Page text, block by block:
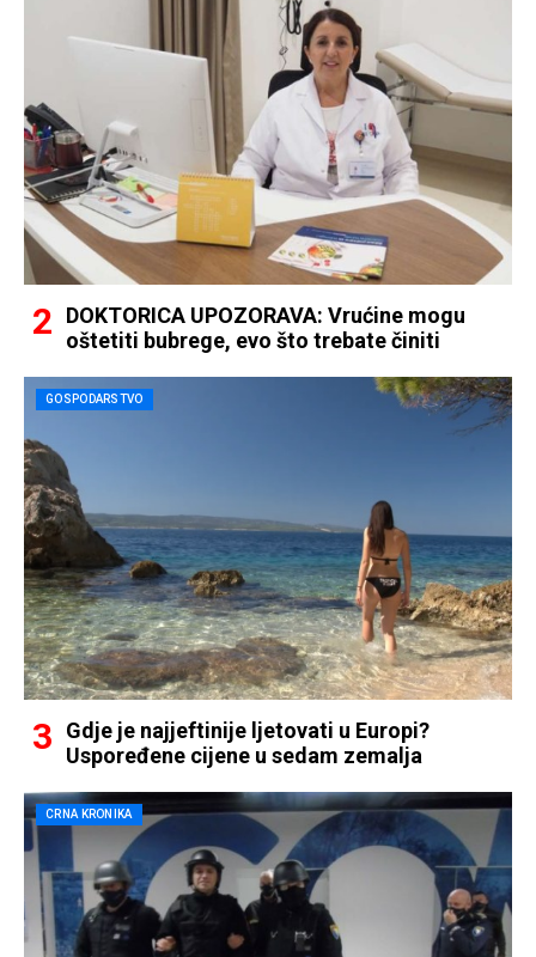
DOKTORICA UPOZORAVA: Vrućine mogu
oštetiti bubrege, evo što trebate činiti
GOSPODARSTVO
Gdje je najjeftinije ljetovati u Europi?
Uspoređene cijene u sedam zemalja
CRNA KRONIKA